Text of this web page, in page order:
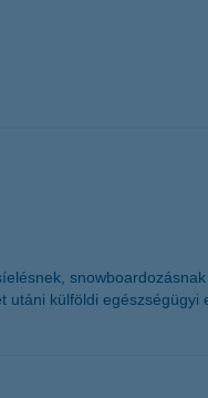
külföldi egészségügyi